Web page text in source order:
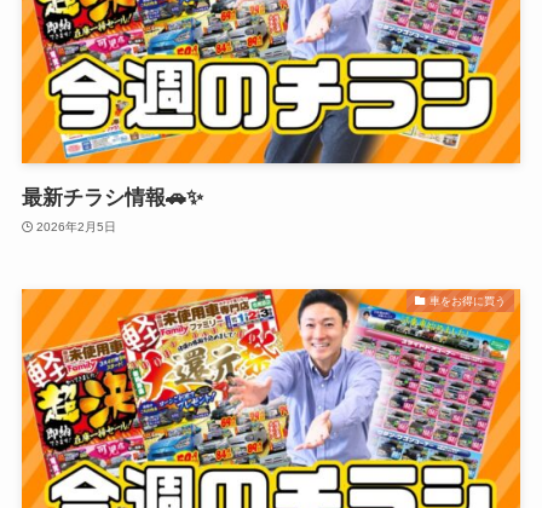
最新チラシ情報🚗✨
2026年2月5日
車をお得に買う